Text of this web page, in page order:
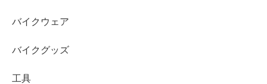
バイクウェア
バイクグッズ
工具